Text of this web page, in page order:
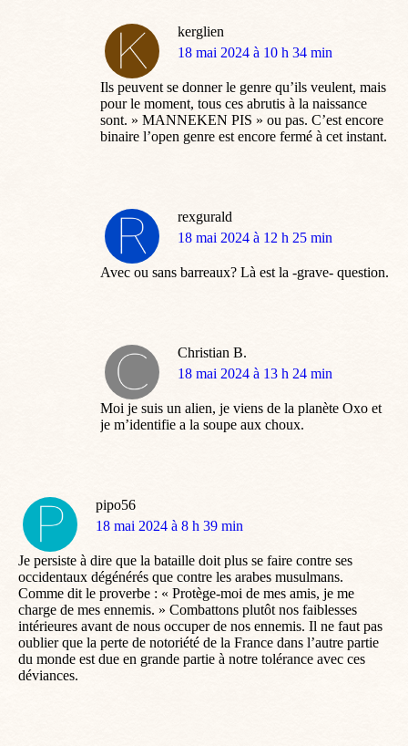
kerglien
dit
18 mai 2024 à 10 h 34 min
Ils peuvent se donner le genre qu’ils veulent, mais
pour le moment, tous ces abrutis à la naissance
sont. » MANNEKEN PIS » ou pas. C’est encore
binaire l’open genre est encore fermé à cet instant.
rexgurald
dit
18 mai 2024 à 12 h 25 min
Avec ou sans barreaux? Là est la -grave- question.
Christian B.
dit
18 mai 2024 à 13 h 24 min
Moi je suis un alien, je viens de la planète Oxo et
je m’identifie a la soupe aux choux.
pipo56
dit
18 mai 2024 à 8 h 39 min
Je persiste à dire que la bataille doit plus se faire contre ses
occidentaux dégénérés que contre les arabes musulmans.
Comme dit le proverbe : « Protège-moi de mes amis, je me
charge de mes ennemis. » Combattons plutôt nos faiblesses
intérieures avant de nous occuper de nos ennemis. Il ne faut pas
oublier que la perte de notoriété de la France dans l’autre partie
du monde est due en grande partie à notre tolérance avec ces
déviances.